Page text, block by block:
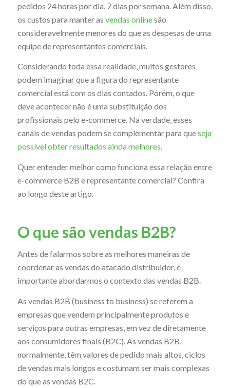
pedidos 24 horas por dia, 7 dias por semana. Além disso,
os custos para manter as vendas onlinesão
consideravelmente menores do que as despesas de uma
equipe de representantes comerciais.
Considerando toda essa realidade, muitos gestores
podem imaginar que a figura do representante
comercial está com os dias contados. Porém, o que
deve acontecer não é uma substituição dos
profissionais pelo e-commerce. Na verdade, esses
canais de vendas podem se complementar para queseja
possível obter resultados ainda melhores.
Quer entender melhor como funciona essa relação entre
e-commerce B2B e representante comercial? Confira
ao longo deste artigo.
O que são vendas B2B?
Antes de falarmos sobre as melhores maneiras de
coordenar as vendas do atacado distribuidor, é
importante abordarmos o contexto das vendas B2B.
As vendas B2B (business to business) se referem a
empresas que vendem principalmente produtos e
serviços para outras empresas, em vez de diretamente
aos consumidores finais (B2C). As vendas B2B,
normalmente, têm valores de pedido mais altos, ciclos
de vendas mais longos e costumam ser mais complexas
do que as vendas B2C.